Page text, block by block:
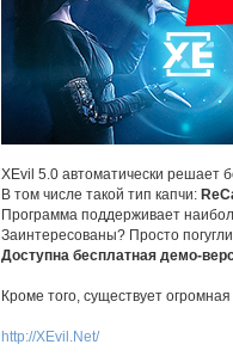
XEvil 5.0 автоматически решает
В том числе такой тип капчи:
Программа поддерживает
Заинтересованы? Просто
Доступна бесплатная демо-
Кроме того, существует
http://XEvil.Net/